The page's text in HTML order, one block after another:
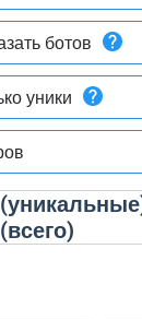
ботов
уники